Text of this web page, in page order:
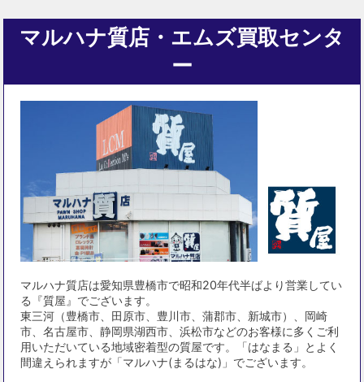
マルハナ質店・エムズ買取センタ
ー
マルハナ質店は愛知県豊橋市で昭和20年代半ばより営業してい
る『質屋』でございます。
東三河（豊橋市、田原市、豊川市、蒲郡市、新城市）、岡崎
市、名古屋市、静岡県湖西市、浜松市などのお客様に多くご利
用いただいている地域密着型の質屋です。「はなまる」とよく
間違えられますが「マルハナ(まるはな)」でございます。